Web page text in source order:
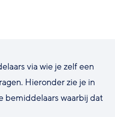
via wie je zelf een
Hieronder zie je in
bemiddelaars waarbij dat